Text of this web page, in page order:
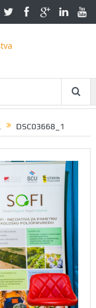
DSC03668_1